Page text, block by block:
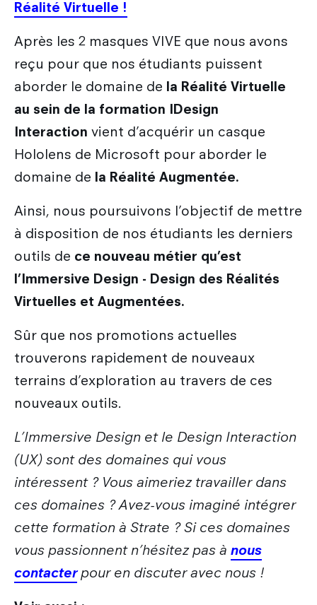
Réalité Virtuelle !
Après les 2 masques VIVE que nous avons
reçu pour que nos étudiants puissent
aborder le domaine de la Réalité Virtuelle
au sein de la formation IDesign
Interaction vient d’acquérir un casque
Hololens de Microsoft pour aborder le
domaine de la Réalité Augmentée.
Ainsi, nous poursuivons l’objectif de mettre
à disposition de nos étudiants les derniers
outils de ce nouveau métier qu’est
l’Immersive Design - Design des Réalités
Virtuelles et Augmentées.
Sûr que nos promotions actuelles
trouverons rapidement de nouveaux
terrains d’exploration au travers de ces
nouveaux outils.
L’Immersive Design et le Design Interaction
(UX) sont des domaines qui vous
intéressent ? Vous aimeriez travailler dans
ces domaines ? Avez-vous imaginé intégrer
cette formation à Strate ? Si ces domaines
vous passionnent n’hésitez pas à nous
contacterpour en discuter avec nous !